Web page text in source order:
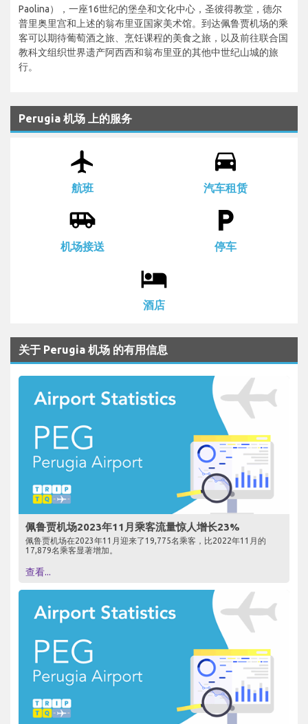
Paolina），一座16世纪的堡垒和文化中心，圣彼得教堂，德尔
普里奥里宫和上述的翁布里亚国家美术馆。到达佩鲁贾机场的乘
客可以期待葡萄酒之旅、烹饪课程的美食之旅，以及前往联合国
教科文组织世界遗产阿西西和翁布里亚的其他中世纪山城的旅
行。
Perugia 机场 上的服务
airplanemode_active
航班
drive_eta
汽车租赁
airport_shuttle
机场接送
local_parking
停车
local_hotel
酒店
关于 Perugia 机场 的有用信息
佩鲁贾机场2023年11月乘客流量惊人增长23%
佩鲁贾机场在2023年11月迎来了19,775名乘客，比2022年11月的
17,879名乘客显著增加。
查看...